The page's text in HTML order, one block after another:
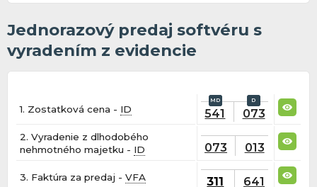
Jednorazový predaj softvéru s
vyradením z evidencie
1. Zostatková cena - ID 541 073
2. Vyradenie z dlhodobého
nehmotného majetku - ID 073 013
3. Faktúra za predaj -VFA 311 641